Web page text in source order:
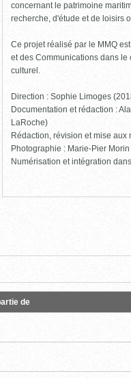
concernant le patrimoine
recherche, d'étude et de loisirs
Ce projet réalisé par le MMQ
et des Communications dans
culturel.
Direction : Sophie Limoges
Documentation et rédaction :
LaRoche)
Rédaction, révision et mise
Photographie : Marie-Pier Morin
Numérisation et intégration
de